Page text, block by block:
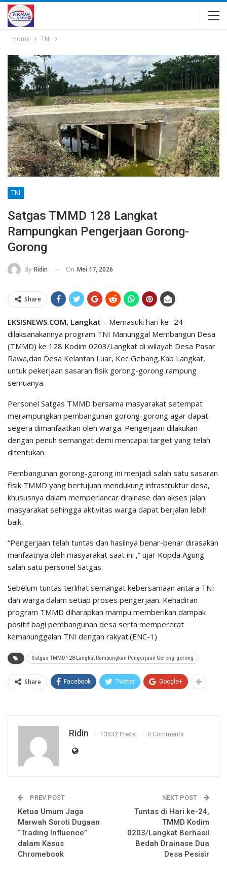
Home TNI
TNI
Satgas TMMD 128 Langkat
Rampungkan Pengerjaan Gorong-
Gorong
By Ridin On Mei 17, 2026
Share
EKSISNEWS.COM, Langkat – Memasuki hari ke -24
dilaksanakannya program TNI Manunggal Membangun Desa
(TMMD) ke 128 Kodim 0203/Langkat di wilayah Desa Pasar
Rawa,dan Desa Kelantan Luar, Kec Gebang,Kab Langkat,
untuk pekerjaan sasaran fisik gorong-gorong rampung
semuanya.
Personel Satgas TMMD bersama masyarakat setempat
merampungkan pembangunan gorong-gorong agar dapat
segera dimanfaatkan oleh warga. Pengerjaan dilakukan
dengan penuh semangat demi mencapai target yang telah
ditentukan.
Pembangunan gorong-gorong ini menjadi salah satu sasaran
fisik TMMD yang bertujuan mendukung infrastruktur desa,
khususnya dalam memperlancar drainase dan akses jalan
masyarakat sehingga aktivitas warga dapat berjalan lebih
baik.
“Pengerjaan telah tuntas dan hasilnya benar-benar dirasakan
manfaatnya oleh masyarakat saat ini ,” ujar Kopda Agung
salah satu personel Satgas.
Sebelum tuntas terlihat semangat kebersamaan antara TNI
dan warga dalam setiap proses pengerjaan. Kehadiran
program TMMD diharapkan mampu memberikan dampak
positif bagi pembangunan desa serta mempererat
kemanunggalan TNI dengan rakyat.(ENC-1)
Satgas TMMD 128 Langkat Rampungkan Pengerjaan Gorong-gorong
Share Facebook Twitter Google+
Ridin 13532 Posts 0 Comments
PREV POST
Ketua Umum Jaga
Marwah Soroti Dugaan
“Trading Influence”
dalam Kasus
Chromebook
NEXT POST
Tuntas di Hari ke-24,
TMMD Kodim
0203/Langkat Berhasil
Bedah Drainase Dua
Desa Pesisir